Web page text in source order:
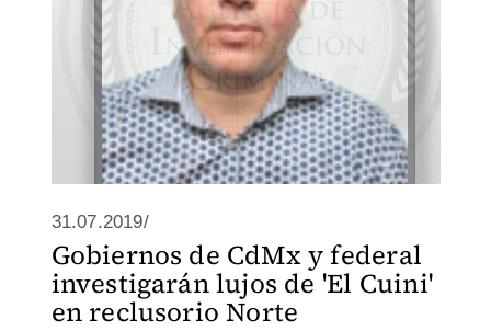
31.07.2019/
Gobiernos de CdMx y federal
investigarán lujos de 'El Cuini'
en reclusorio Norte